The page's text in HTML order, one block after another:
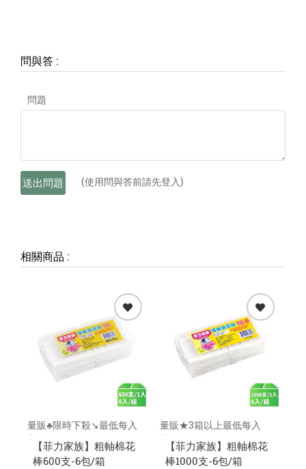
問與答 :
問題
送出問題 (使用問與答前請先登入)
相關商品 :
量販♣限時下殺↘️最低每入
$62元
【菲力家族】粗軸棉花
棒600支-6包/箱
量販★3箱以上最低每入
$105元
【菲力家族】粗軸棉花
棒1000支-6包/箱